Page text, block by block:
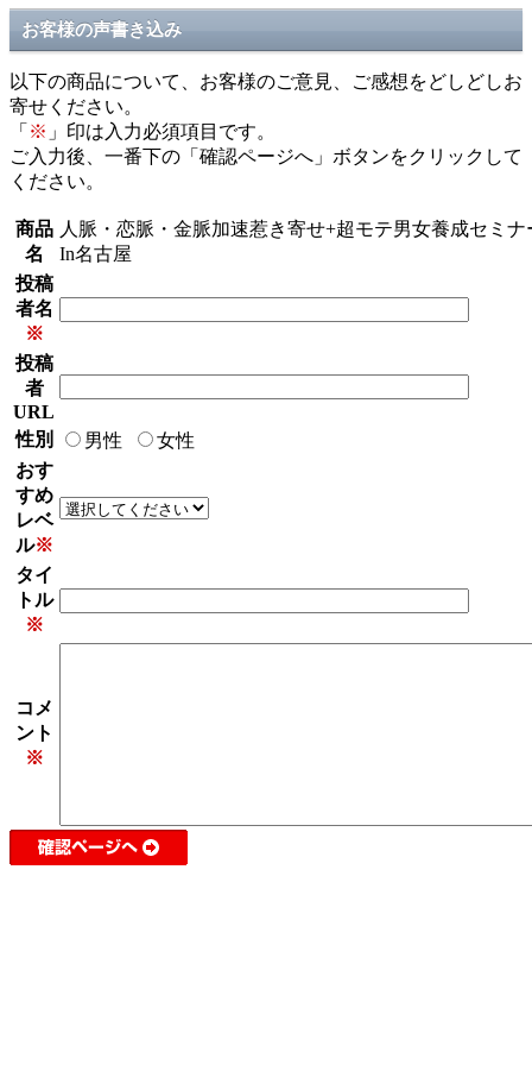
お客様の声書き込み
以下の商品について、お客様のご意見、ご感想をどしどしお
寄せください。
「 ※ 」印は入力必須項目です。
ご入力後、一番下の「確認ページへ」ボタンをクリックして
ください。
商品
名
人脈・恋脈・金脈加速惹き寄せ+超モテ男女養成セミナ
In名古屋
投稿
者名
※
投稿
者
URL
性別
男性
女性
おす
すめ
レベ
ル※
タイ
トル
※
コメ
ント
※